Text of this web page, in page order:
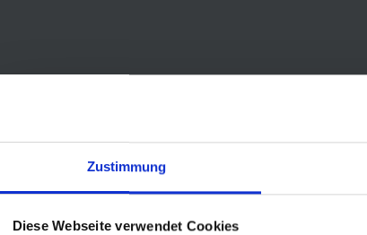
Zustimmung
Diese Webseite verwendet Cookies